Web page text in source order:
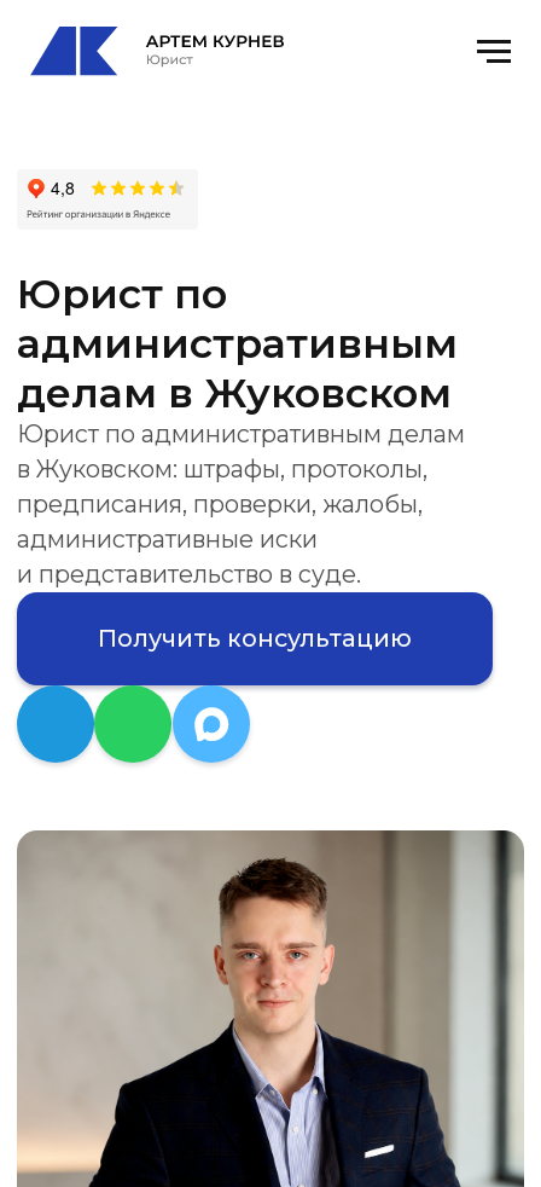
Юрист по
делам в Жуковском
Юрист по административным делам
в Жуковском: штрафы, протоколы,
предписания, проверки, жалобы,
административные иски
и представительство в суде.
Получить консультацию